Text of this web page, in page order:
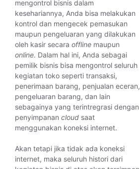
mengontrol bisnis dalam
kesehariannya, Anda bisa melakukan
kontrol dan mengecek pemasukan
maupun pengeluaran yang dilakukan
oleh kasir secara offline maupun
online. Dalam hal ini, Anda sebagai
pemilik bisnis bisa mengontrol seluruh
kegiatan toko seperti transaksi,
penerimaan barang, penjualan eceran,
pengeluaran barang, dan lain
sebagainya yang terintregrasi dengan
penyimpanan cloud saat
menggunakan koneksi internet.
Akan tetapi jika tidak ada koneksi
internet, maka seluruh histori dari